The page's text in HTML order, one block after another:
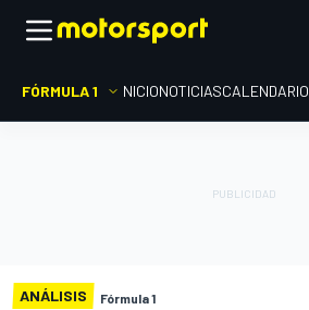
FÓRMULA 1 INICIONOTICIASCALENDARIO
ANÁLISIS Fórmula 1